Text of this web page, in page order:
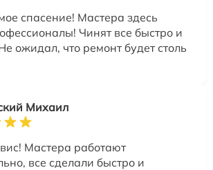
спасение! Мастера здесь
Чинят все быстро и
ожидал, что ремонт будет столь
Михаил
Мастера работают
все сделали быстро и